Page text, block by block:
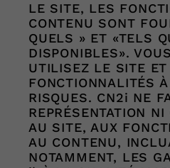
LE SITE, LES
CONTENU SONT
QUELS » ET «TELS
DISPONIBLES».
UTILISEZ LE SITE
FONCTIONNALITÉS
RISQUES. CN2i NE
REPRÉSENTATION
AU SITE, AUX
AU CONTENU,
NOTAMMENT, LES